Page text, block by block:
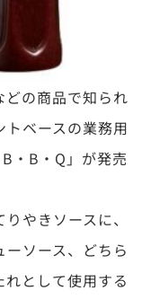
の商品で知られ
ベースの業務用
・B・Q」が発売
やきソースに、
ソース、どちら
として使用する